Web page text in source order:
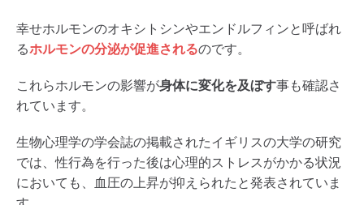
幸せホルモンのオキシトシンやエンドルフィンと呼ばれ
るホルモンの分泌が促進されるのです。
これらホルモンの影響が身体に変化を及ぼす事も確認さ
れています。
生物心理学の学会誌の掲載されたイギリスの大学の研究
では、性行為を行った後は心理的ストレスがかかる状況
においても、血圧の上昇が抑えられたと発表されていま